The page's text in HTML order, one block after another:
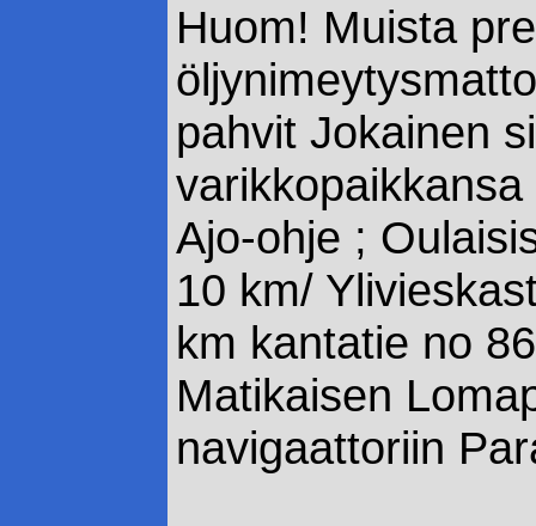
Huom! Muista
pahvit Jokainen
Ajo-ohje ;
10 km/
km kantatie no
Matikaisen
navigaattoriin